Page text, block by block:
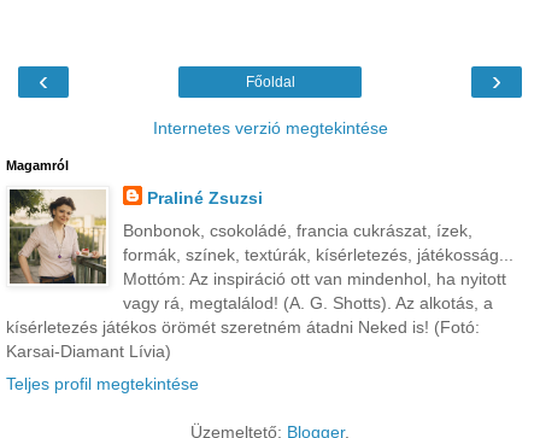
‹ ›
Főoldal
Internetes verzió megtekintése
Magamról
Praliné Zsuzsi
Bonbonok, csokoládé, francia cukrászat, ízek,
formák, színek, textúrák, kísérletezés, játékosság...
Mottóm: Az inspiráció ott van mindenhol, ha nyitott
vagy rá, megtalálod! (A. G. Shotts). Az alkotás, a
kísérletezés játékos örömét szeretném átadni Neked is! (Fotó:
Karsai-Diamant Lívia)
Teljes profil megtekintése
Üzemeltető: Blogger.